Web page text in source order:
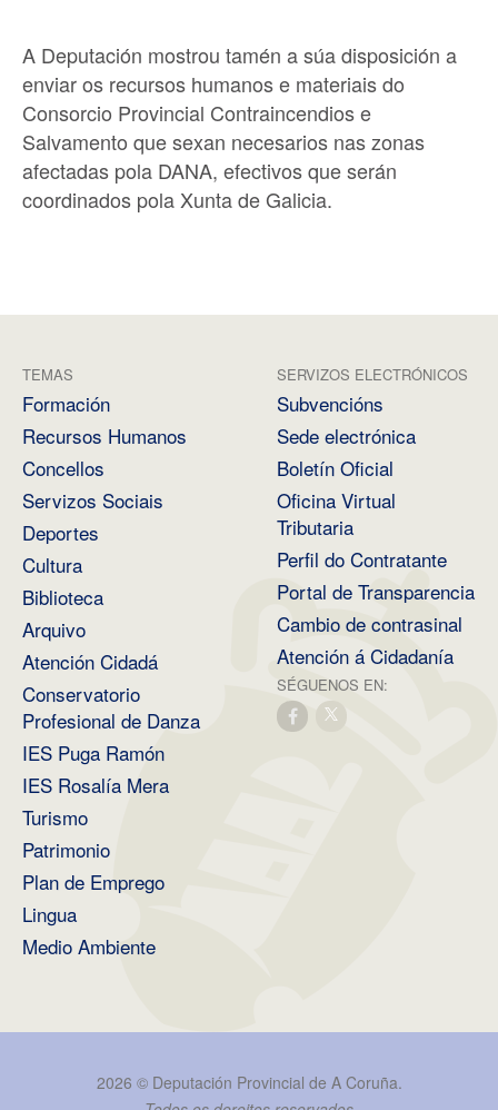
A Deputación mostrou tamén a súa disposición a
enviar os recursos humanos e materiais do
Consorcio Provincial Contraincendios e
Salvamento que sexan necesarios nas zonas
afectadas pola DANA, efectivos que serán
coordinados pola Xunta de Galicia.
TEMAS
Formación
Recursos Humanos
Concellos
Servizos Sociais
Deportes
Cultura
Biblioteca
Arquivo
Atención Cidadá
Conservatorio
Profesional de Danza
IES Puga Ramón
IES Rosalía Mera
Turismo
Patrimonio
Plan de Emprego
Lingua
Medio Ambiente
SERVIZOS ELECTRÓNICOS
Subvencións
Sede electrónica
Boletín Oficial
Oficina Virtual
Tributaria
Perfil do Contratante
Portal de Transparencia
Cambio de contrasinal
Atención á Cidadanía
SÉGUENOS EN:
2026 © Deputación Provincial de A Coruña.